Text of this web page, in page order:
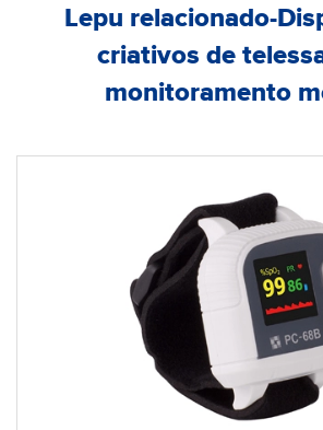
Lepu relacionado-
criativos de
monitoramento